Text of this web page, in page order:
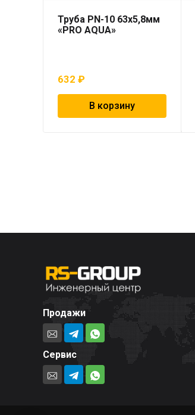
Труба PN-10 63х5,8мм
«PRO AQUA»
632 ₽
В корзину
Продажи
Сервис